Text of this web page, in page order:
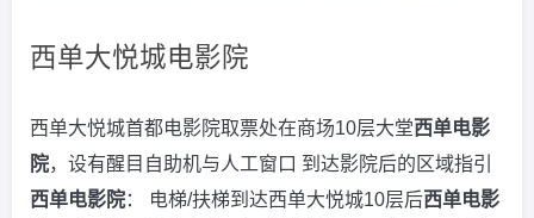
西单大悦城电影院
西单大悦城首都电影院取票处在商场10层大堂西单电影
院，设有醒目自助机与人工窗口 到达影院后的区域指引
西单电影院： 电梯/扶梯到达西单大悦城10层后西单电影